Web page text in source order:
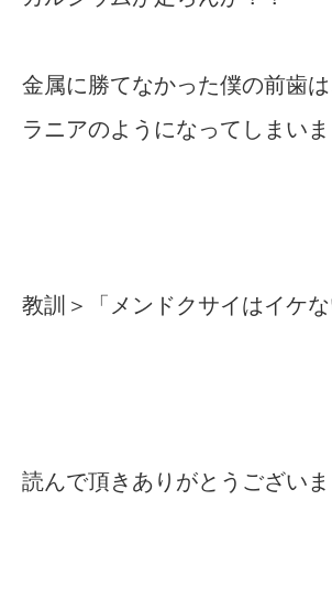
金属に勝てなかった僕の前歯
ラニアのようになってしまいま
教訓＞「メンドクサイはイケな
読んで頂きありがとうございま